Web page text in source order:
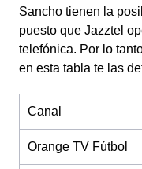
Sancho tienen la
puesto que Jazztel
telefónica. Por lo
en esta tabla te las
Canal
Orange TV Fútbol